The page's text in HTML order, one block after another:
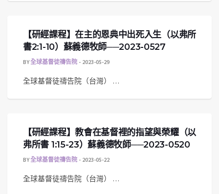
【研經課程】在主的恩典中出死入生（以弗所
書2:1-10）蘇義德牧師──2023-0527
BY全球基督徒禱告院 2023-05-29
全球基督徒禱告院（台灣） …
【研經課程】教會在基督裡的指望與榮耀（以
弗所書 1:15-23）蘇義德牧師──2023-0520
BY全球基督徒禱告院 2023-05-22
全球基督徒禱告院（台灣） …